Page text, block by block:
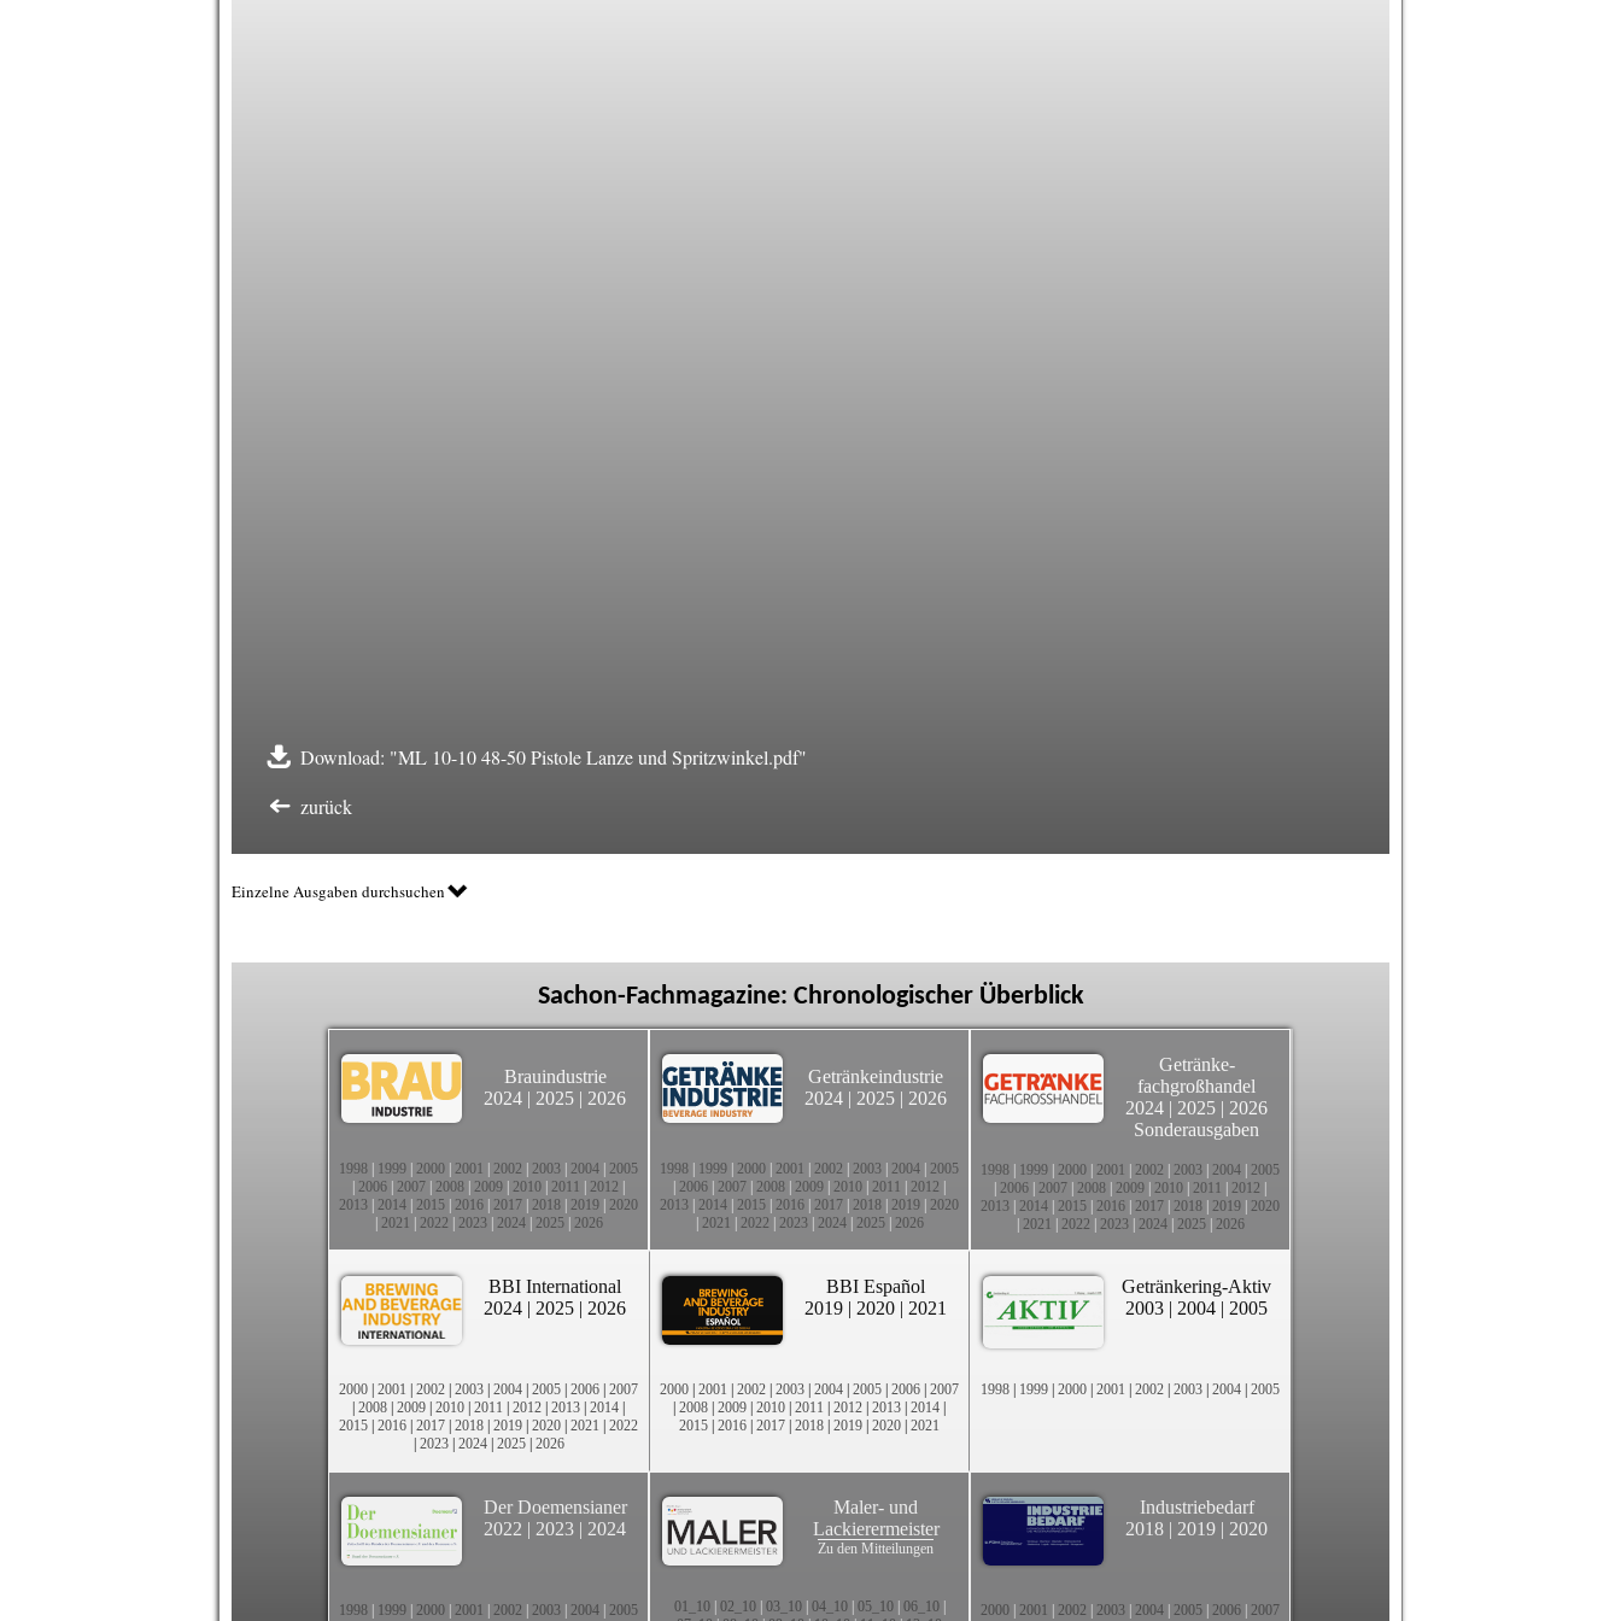
Download: "ML 10-10 48-50 Pistole Lanze und Spritzwinkel.pdf"
zurück
Einzelne Ausgaben durchsuchen
Sachon-Fachmagazine: Chronologischer Überblick
Brauindustrie
2024 | 2025 | 2026
1998 1999 2000 2001 2002 2003 2004 2005
2006 2007 2008 2009 2010 2011 2012
2013 2014 2015 2016 2017 2018 2019 2020
2021 2022 2023| 2024| 2025| 2026
Getränkeindustrie
2024 | 2025 | 2026
1998 1999 2000 2001 2002 2003 2004 2005
2006 2007 2008 2009 2010 2011 2012
2013 2014 2015 2016 2017 2018 2019 2020
2021 2022 2023| 2024| 2025| 2026
Getränke-
fachgroßhandel
2024 | 2025 | 2026
Sonderausgaben
1998 1999 2000 2001 2002 2003 2004 2005
2006 2007 2008 2009 2010 2011 2012
2013 2014 2015 2016 2017 2018 2019 2020
2021 2022 2023| 2024| 2025| 2026
BBI International
2024 | 2025 | 2026
2000 | 2001 | 2002 | 2003 | 2004 | 2005 | 2006 | 2007
| 2008 | 2009 | 2010 | 2011 | 2012 | 2013 | 2014 |
2015 | 2016 | 2017 | 2018 | 2019 | 2020 | 2021 | 2022
| 2023| 2024| 2025| 2026
BBI Español
2019 | 2020 | 2021
2000 | 2001 | 2002 | 2003 | 2004 | 2005 | 2006 | 2007
| 2008 | 2009 | 2010 | 2011 | 2012 | 2013 | 2014 |
2015 | 2016 | 2017 | 2018 | 2019 | 2020 | 2021
Getränkering-Aktiv
2003 | 2004 | 2005
1998 | 1999 | 2000 | 2001 | 2002 | 2003 | 2004 | 2005
Der Doemensianer
2022 | 2023 | 2024
1998 1999 2000 2001 2002 2003 2004 2005
Maler- und
Lackierermeister
Zu den Mitteilungen
01_10| 02_10| 03_10| 04_10| 05_10| 06_10|
Industriebedarf
2018 | 2019 | 2020
2000 2001 2002 2003 2004 2005 2006 2007